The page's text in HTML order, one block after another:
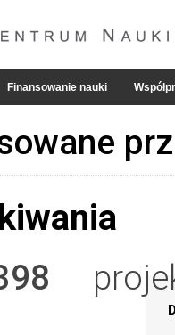
Finansowanie nauki